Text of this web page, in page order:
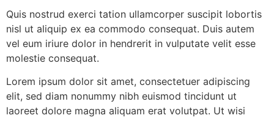
Quis nostrud exerci tation ullamcorper suscipit lobortis
nisl ut aliquip ex ea commodo consequat. Duis autem
vel eum iriure dolor in hendrerit in vulputate velit esse
molestie consequat.
Lorem ipsum dolor sit amet, consectetuer adipiscing
elit, sed diam nonummy nibh euismod tincidunt ut
laoreet dolore magna aliquam erat volutpat. Ut wisi